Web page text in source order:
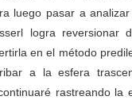
luego pasar a
logra reversionar
en el método
a la esfera
rastreando la